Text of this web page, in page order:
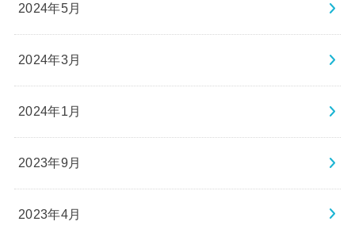
2024年5月
2024年3月
2024年1月
2023年9月
2023年4月